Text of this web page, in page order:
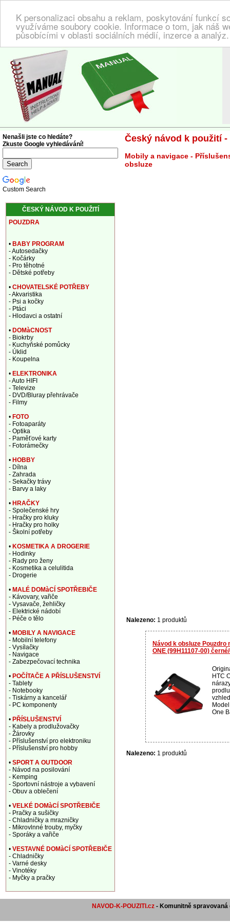
K personalizaci obsahu a reklam, poskytování funkcí
využíváme soubory cookie. Informace o tom, jak náš
působícími v oblasti sociálních médií, inzerce a
NÁVOD K POUŽITÍ| Zde najdete český návod!
Český návod k použití -
Mobily a navigace -
obsluze
Nalezeno: 1 produktů
Návod k obsluze Pouzdro
ONE (99H11107-00)
HTC
One
Nalezeno: 1 produktů
Nenašli jste co hledáte?
Zkuste Google vyhledávání!
Custom Search
ČESKÝ NÁVOD K POUŽITÍ
POUZDRA
• BABY PROGRAM
- Autosedačky
- Kočárky
- Pro těhotné
- Dětské potřeby
• CHOVATELSKÉ POTŘEBY
- Akvaristika
- Psi a kočky
- Ptáci
- Hlodavci a ostatní
• DOMàCNOST
- Biokrby
- Kuchyňské pomůcky
- Úklid
- Koupelna
• ELEKTRONIKA
- Auto HIFI
- Televize
- DVD/Bluray přehrávače
- Filmy
• FOTO
- Fotoaparáty
- Optika
- Paměťové karty
- Fotorámečky
• HOBBY
- Dílna
- Zahrada
- Sekačky trávy
- Barvy a laky
• HRAČKY
- Společenské hry
- Hračky pro kluky
- Hračky pro holky
- Školní potřeby
• KOSMETIKA A DROGERIE
- Hodinky
- Rady pro ženy
- Kosmetika a celulitida
- Drogerie
• MALÉ DOMàCÍ SPOTŘEBIČE
- Kávovary, vařiče
- Vysavače, žehličky
- Elektrické nádobí
- Péče o tělo
• MOBILY A NAVIGACE
- Mobilní telefony
- Vysílačky
- Navigace
- Zabezpečovací technika
• POČÍTAČE A PŘÍSLUŠENSTVÍ
- Tablety
- Notebooky
- Tiskárny a kancelář
- PC komponenty
• PŘÍSLUŠENSTVÍ
- Kabely a prodlužovačky
- Žárovky
- Příslušenství pro elektroniku
- Příslušenství pro hobby
• SPORT A OUTDOOR
- Návod na posilování
- Kemping
- Sportovní nástroje a vybavení
- Obuv a oblečení
• VELKÉ DOMàCÍ SPOTŘEBIČE
- Pračky a sušičky
- Chladničky a mrazničky
- Mikrovlnné trouby, myčky
- Sporáky a vařiče
• VESTAVNÉ DOMàCÍ SPOTŘEBIČE
- Chladničky
- Varné desky
- Vinotéky
- Myčky a pračky
NAVOD-K-POUZITI.cz - Komunitně